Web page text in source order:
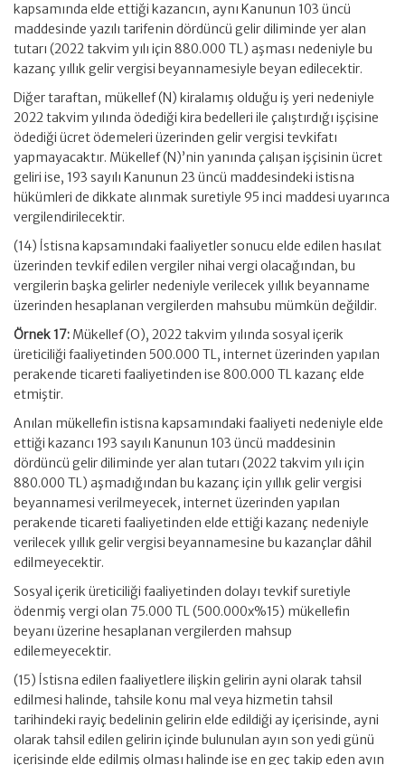
kapsamında elde ettiği kazancın, aynı Kanunun 103 üncü
maddesinde yazılı tarifenin dördüncü gelir diliminde yer alan
tutarı (2022 takvim yılı için 880.000 TL) aşması nedeniyle bu
kazanç yıllık gelir vergisi beyannamesiyle beyan edilecektir.
Diğer taraftan, mükellef (N) kiralamış olduğu iş yeri nedeniyle
2022 takvim yılında ödediği kira bedelleri ile çalıştırdığı işçisine
ödediği ücret ödemeleri üzerinden gelir vergisi tevkifatı
yapmayacaktır. Mükellef (N)’nin yanında çalışan işçisinin ücret
geliri ise, 193 sayılı Kanunun 23 üncü maddesindeki istisna
hükümleri de dikkate alınmak suretiyle 95 inci maddesi uyarınca
vergilendirilecektir.
(14) İstisna kapsamındaki faaliyetler sonucu elde edilen hasılat
üzerinden tevkif edilen vergiler nihai vergi olacağından, bu
vergilerin başka gelirler nedeniyle verilecek yıllık beyanname
üzerinden hesaplanan vergilerden mahsubu mümkün değildir.
Örnek 17: Mükellef (O), 2022 takvim yılında sosyal içerik
üreticiliği faaliyetinden 500.000 TL, internet üzerinden yapılan
perakende ticareti faaliyetinden ise 800.000 TL kazanç elde
etmiştir.
Anılan mükellefin istisna kapsamındaki faaliyeti nedeniyle elde
ettiği kazancı 193 sayılı Kanunun 103 üncü maddesinin
dördüncü gelir diliminde yer alan tutarı (2022 takvim yılı için
880.000 TL) aşmadığından bu kazanç için yıllık gelir vergisi
beyannamesi verilmeyecek, internet üzerinden yapılan
perakende ticareti faaliyetinden elde ettiği kazanç nedeniyle
verilecek yıllık gelir vergisi beyannamesine bu kazançlar dâhil
edilmeyecektir.
Sosyal içerik üreticiliği faaliyetinden dolayı tevkif suretiyle
ödenmiş vergi olan 75.000 TL (500.000x%15) mükellefin
beyanı üzerine hesaplanan vergilerden mahsup
edilemeyecektir.
(15) İstisna edilen faaliyetlere ilişkin gelirin ayni olarak tahsil
edilmesi halinde, tahsile konu mal veya hizmetin tahsil
tarihindeki rayiç bedelinin gelirin elde edildiği ay içerisinde, ayni
olarak tahsil edilen gelirin içinde bulunulan ayın son yedi günü
içerisinde elde edilmiş olması halinde ise en geç takip eden ayın